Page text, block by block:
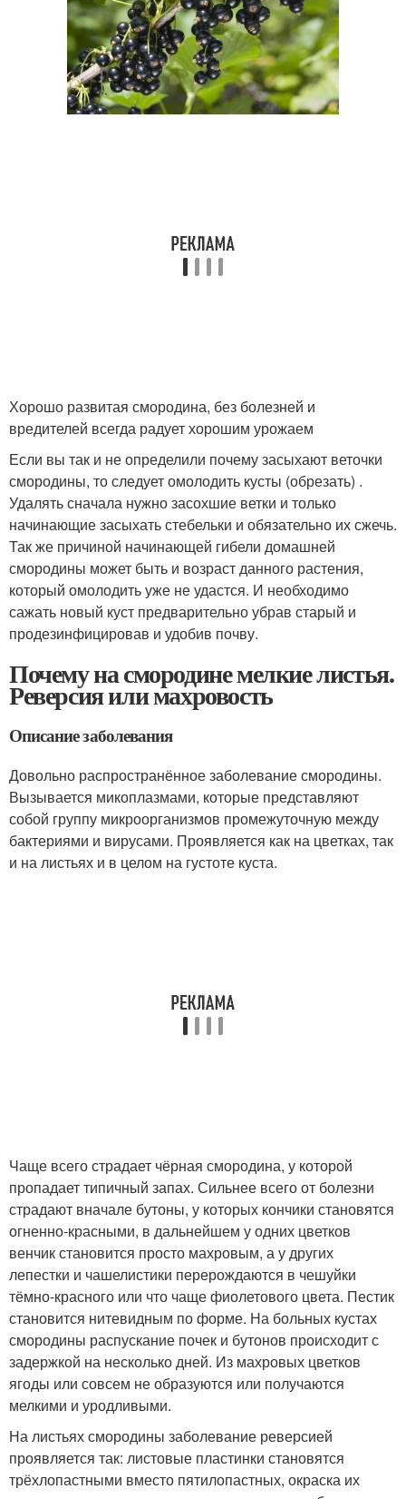
Хорошо развитая смородина, без болезней и
вредителей всегда радует хорошим урожаем
Если вы так и не определили почему засыхают веточки
смородины, то следует омолодить кусты (обрезать) .
Удалять сначала нужно засохшие ветки и только
начинающие засыхать стебельки и обязательно их сжечь.
Так же причиной начинающей гибели домашней
смородины может быть и возраст данного растения,
который омолодить уже не удастся. И необходимо
сажать новый куст предварительно убрав старый и
продезинфицировав и удобив почву.
Почему на смородине мелкие листья.
Реверсия или махровость
Описание заболевания
Довольно распространённое заболевание смородины.
Вызывается микоплазмами, которые представляют
собой группу микроорганизмов промежуточную между
бактериями и вирусами. Проявляется как на цветках, так
и на листьях и в целом на густоте куста.
Чаще всего страдает чёрная смородина, у которой
пропадает типичный запах. Сильнее всего от болезни
страдают вначале бутоны, у которых кончики становятся
огненно-красными, в дальнейшем у одних цветков
венчик становится просто махровым, а у других
лепестки и чашелистики перерождаются в чешуйки
тёмно-красного или что чаще фиолетового цвета. Пестик
становится нитевидным по форме. На больных кустах
смородины распускание почек и бутонов происходит с
задержкой на несколько дней. Из махровых цветков
ягоды или совсем не образуются или получаются
мелкими и уродливыми.
На листьях смородины заболевание реверсией
проявляется так: листовые пластинки становятся
трёхлопастными вместо пятилопастных, окраска их